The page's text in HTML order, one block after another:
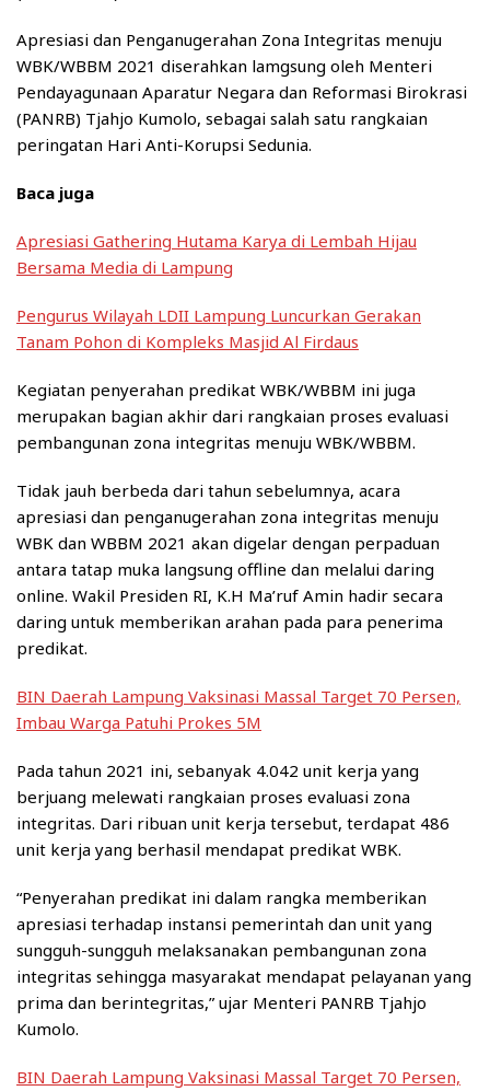
Apresiasi dan Penganugerahan Zona Integritas menuju
WBK/WBBM 2021 diserahkan lamgsung oleh Menteri
Pendayagunaan Aparatur Negara dan Reformasi Birokrasi
(PANRB) Tjahjo Kumolo, sebagai salah satu rangkaian
peringatan Hari Anti-Korupsi Sedunia.
Baca juga
Apresiasi Gathering Hutama Karya di Lembah Hijau
Bersama Media di Lampung
Pengurus Wilayah LDII Lampung Luncurkan Gerakan
Tanam Pohon di Kompleks Masjid Al Firdaus
Kegiatan penyerahan predikat WBK/WBBM ini juga
merupakan bagian akhir dari rangkaian proses evaluasi
pembangunan zona integritas menuju WBK/WBBM.
Tidak jauh berbeda dari tahun sebelumnya, acara
apresiasi dan penganugerahan zona integritas menuju
WBK dan WBBM 2021 akan digelar dengan perpaduan
antara tatap muka langsung offline dan melalui daring
online. Wakil Presiden RI, K.H Ma’ruf Amin hadir secara
daring untuk memberikan arahan pada para penerima
predikat.
BIN Daerah Lampung Vaksinasi Massal Target 70 Persen,
Imbau Warga Patuhi Prokes 5M
Pada tahun 2021 ini, sebanyak 4.042 unit kerja yang
berjuang melewati rangkaian proses evaluasi zona
integritas. Dari ribuan unit kerja tersebut, terdapat 486
unit kerja yang berhasil mendapat predikat WBK.
“Penyerahan predikat ini dalam rangka memberikan
apresiasi terhadap instansi pemerintah dan unit yang
sungguh-sungguh melaksanakan pembangunan zona
integritas sehingga masyarakat mendapat pelayanan yang
prima dan berintegritas,” ujar Menteri PANRB Tjahjo
Kumolo.
BIN Daerah Lampung Vaksinasi Massal Target 70 Persen,